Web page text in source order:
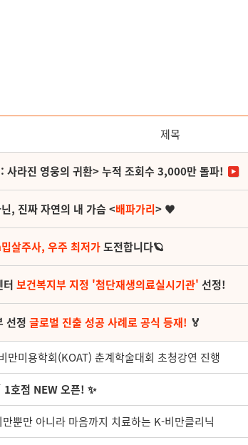
제목
사라진 영웅의 귀환> 누적 조회수 3,000만 돌파!
, 진짜 자연의 내 가슴 <배파가리> ♥
살주사, 우주 최저가도전합니다🪐
보건복지부 지정 '첨단재생의료실시기관' 선정!
선정 글로벌 진출 성공 사례로 공식 등재! 🏅
만미용학회(KOAT) 춘계학술대회 초청강연 진행
호점 NEW 오픈! ✨
만뿐만 아니라 마음까지 치료하는 K-비만클리닉